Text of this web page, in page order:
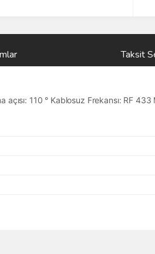
Taksit
110 ° Kablosuz Frekansı: RF